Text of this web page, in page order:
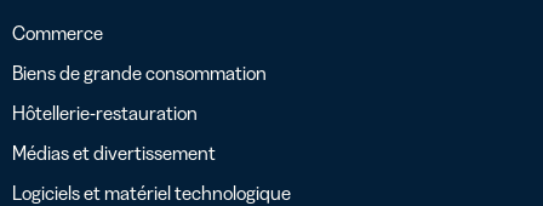
Commerce
Biens de grande consommation
Hôtellerie-restauration
Médias et divertissement
Logiciels et matériel technologique